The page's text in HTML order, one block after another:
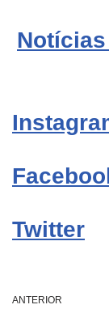
Twitter
ANTERIOR